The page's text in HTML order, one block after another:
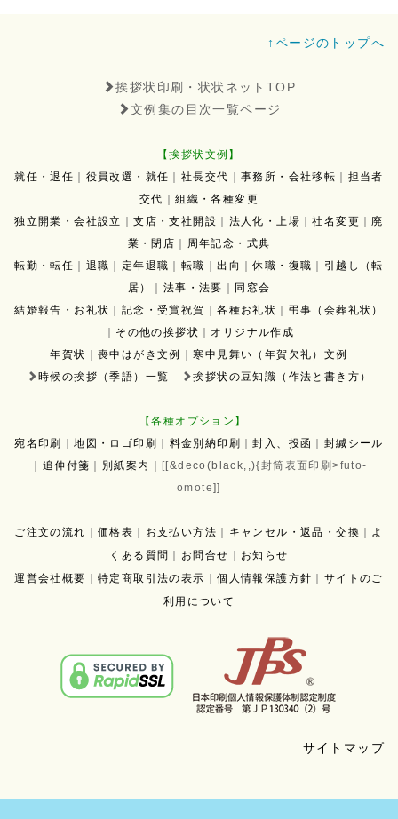
↑ページのトップへ
挨拶状印刷・状状ネットTOP
文例集の目次一覧ページ
【挨拶状文例】
就任・退任
役員改選・就任 社長交代 事務所・会社移転
担当者
交代
｜組織・各種変更
独立開業・会社設立
｜支店・支社開設 法人化・上場 ｜社名変更 ｜廃
業・閉店
周年記念・式典
転勤・転任
退職 定年退職 転職 ｜出向 ｜休職・復職
引越し（転
居）
法事・法要
同窓会
結婚報告・お礼状
記念・受賞祝賀 ｜各種お礼状
弔事（会葬礼状）
その他の挨拶状
オリジナル作成
年賀状
｜喪中はがき文例 ｜寒中見舞い（年賀欠礼）文例
時候の挨拶（季語）一覧
挨拶状の豆知識（作法と書き方）
【各種オプション】
宛名印刷
｜地図・ロゴ印刷 料金別納印刷 ｜封入、投函
封緘シール
追伸付箋 別紙案内 ｜[[&deco(black,,){封筒表面印刷>futo-
omote]]
ご注文の流れ ｜価格表 お支払い方法 キャンセル・返品・交換
よ
くある質問
お問合せ
お知らせ
運営会社概要
｜特定商取引法の表示 ｜個人情報保護方針
サイトのご
利用について
サイトマップ